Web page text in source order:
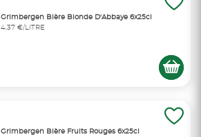
Grimbergen Bière Blonde D'Abbaye 6x25cl
4,37 €/LITRE
Grimbergen Bière Fruits Rouges 6x25cl